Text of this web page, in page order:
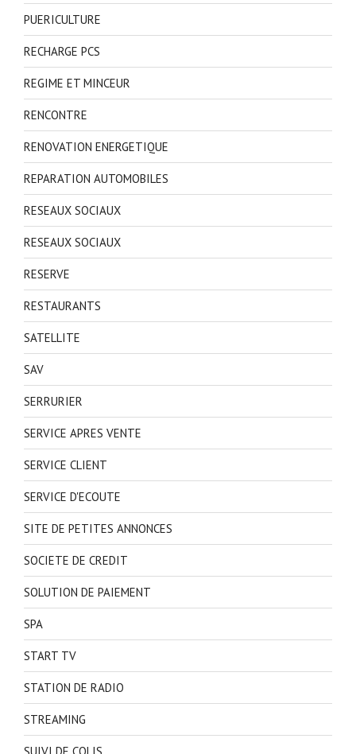
PUERICULTURE
RECHARGE PCS
REGIME ET MINCEUR
RENCONTRE
RENOVATION ENERGETIQUE
REPARATION AUTOMOBILES
RESEAUX SOCIAUX
RESEAUX SOCIAUX
RESERVE
RESTAURANTS
SATELLITE
SAV
SERRURIER
SERVICE APRES VENTE
SERVICE CLIENT
SERVICE D'ECOUTE
SITE DE PETITES ANNONCES
SOCIETE DE CREDIT
SOLUTION DE PAIEMENT
SPA
START TV
STATION DE RADIO
STREAMING